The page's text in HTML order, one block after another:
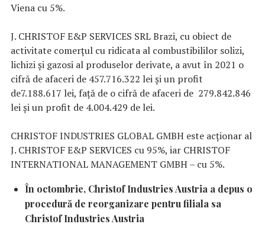
Viena cu 5%.
J. CHRISTOF E&P SERVICES SRL Brazi, cu obiect de
activitate comerţul cu ridicata al combustibililor solizi,
lichizi şi gazosi al produselor derivate, a avut în 2021 o
cifră de afaceri de 457.716.322 lei şi un profit
de7.188.617 lei, faţă de o cifră de afaceri de 279.842.846
lei şi un profit de 4.004.429 de lei.
CHRISTOF INDUSTRIES GLOBAL GMBH este acţionar al
J. CHRISTOF E&P SERVICES cu 95%, iar CHRISTOF
INTERNATIONAL MANAGEMENT GMBH – cu 5%.
În octombrie, Christof Industries Austria a depus o
procedură de reorganizare pentru filiala sa
Christof Industries Austria